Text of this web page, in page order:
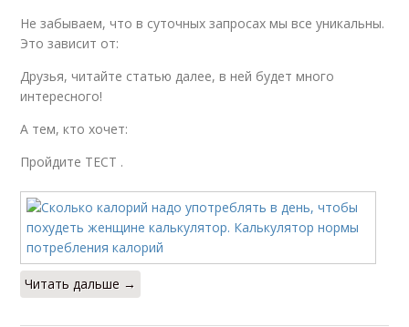
Не забываем, что в суточных запросах мы все уникальны.
Это зависит от:
Друзья, читайте статью далее, в ней будет много
интересного!
А тем, кто хочет:
Пройдите ТЕСТ .
Читать дальше →